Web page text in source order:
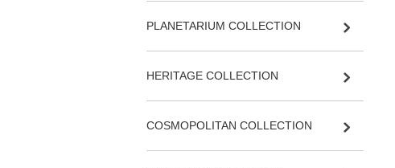
PLANETARIUM COLLECTION
HERITAGE COLLECTION
COSMOPOLITAN COLLECTION